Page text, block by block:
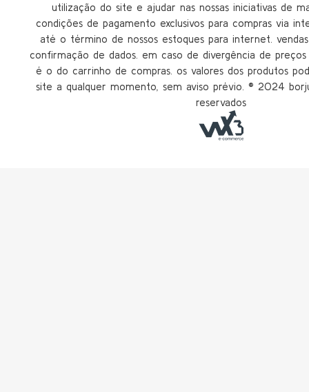
utilização do site e ajudar nas nossas iniciativas de
condições de pagamento exclusivos para compras via
até o término de nossos estoques para internet.
confirmação de dados. em caso de divergência de
é o do carrinho de compras. os valores dos produtos
site a qualquer momento, sem aviso prévio. ®️ 2024
reservados